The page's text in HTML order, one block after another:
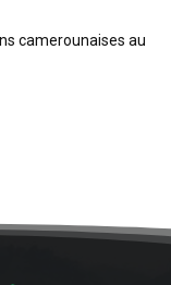
camerounaises au